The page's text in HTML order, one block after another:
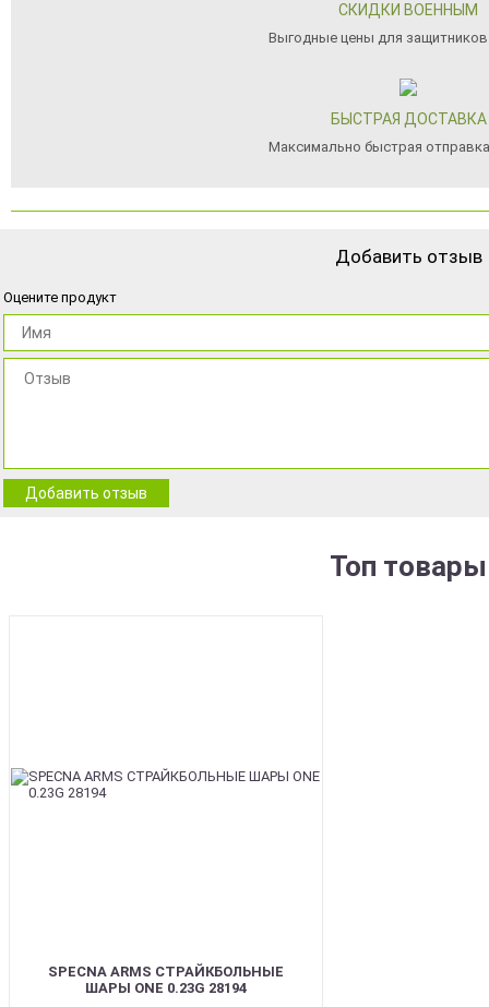
СКИДКИ ВОЕННЫМ
Выгодные цены для
БЫСТРАЯ ДОСТАВКА
Максимально быстрая
Добавить отзыв
Оцените продукт
Добавить отзыв
Топ товары
SPECNA ARMS СТРАЙКБОЛЬНЫЕ
ШАРЫ ONE 0.23G 28194